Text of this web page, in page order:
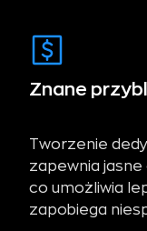
Znane
Tworzenie
zapewnia
co umożliwia
zapobiega